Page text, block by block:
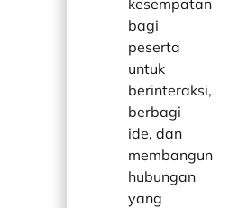
kesempatan
bagi
peserta
untuk
berinteraksi,
berbagi
ide, dan
membangun
hubungan
yang